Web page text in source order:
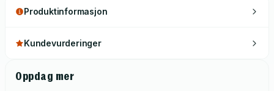
Produktinformasjon
Kundevurderinger
Oppdag mer